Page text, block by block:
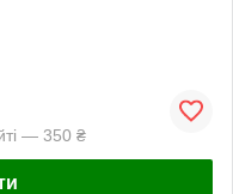
— 350 ₴